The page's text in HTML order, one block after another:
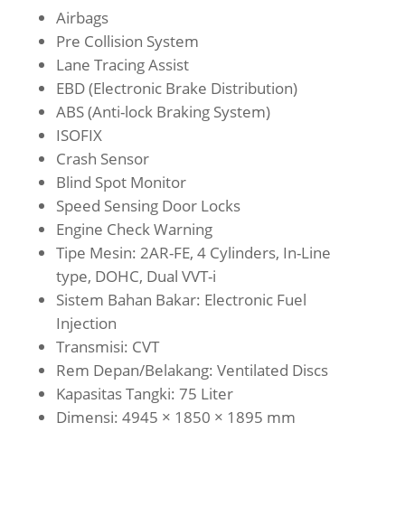
Airbags
Pre Collision System
Lane Tracing Assist
EBD (Electronic Brake Distribution)
ABS (Anti-lock Braking System)
ISOFIX
Crash Sensor
Blind Spot Monitor
Speed Sensing Door Locks
Engine Check Warning
Tipe Mesin: 2AR-FE, 4 Cylinders, In-Line
type, DOHC, Dual VVT-i
Sistem Bahan Bakar: Electronic Fuel
Injection
Transmisi: CVT
Rem Depan/Belakang: Ventilated Discs
Kapasitas Tangki: 75 Liter
Dimensi: 4945 × 1850 × 1895 mm